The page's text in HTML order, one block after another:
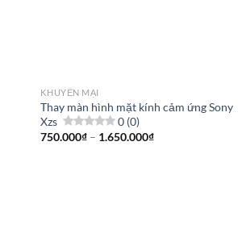
KHUYẾN MẠI
Thay màn hình mặt kính cảm ứng Sony
Xzs
0 (0)
750.000₫ – 1.650.000₫Khoảng